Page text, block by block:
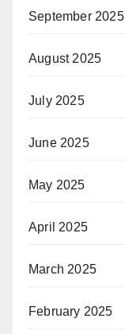
September 2025
August 2025
July 2025
June 2025
May 2025
April 2025
March 2025
February 2025